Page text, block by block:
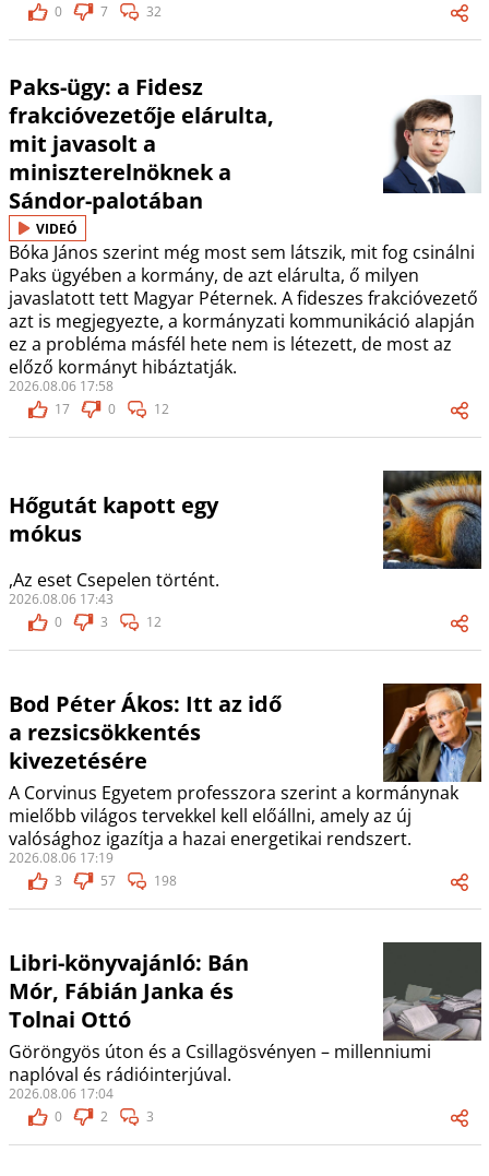
0
7 32
Paks-ügy: a Fidesz
frakcióvezetője elárulta,
mit javasolt a
miniszterelnöknek a
Sándor-palotában
VIDEÓ
Bóka János szerint még most sem látszik, mit fog csinálni
Paks ügyében a kormány, de azt elárulta, ő milyen
javaslatott tett Magyar Péternek. A fideszes frakcióvezető
azt is megjegyezte, a kormányzati kommunikáció alapján
ez a probléma másfél hete nem is létezett, de most az
előző kormányt hibáztatják.
2026.08.06 17:58
17
0 12
Hőgutát kapott egy
mókus
,Az eset Csepelen történt.
2026.08.06 17:43
0
3 12
Bod Péter Ákos: Itt az idő
a rezsicsökkentés
kivezetésére
A Corvinus Egyetem professzora szerint a kormánynak
mielőbb világos tervekkel kell előállni, amely az új
valósághoz igazítja a hazai energetikai rendszert.
2026.08.06 17:19
3
57 198
Libri-könyvajánló: Bán
Mór, Fábián Janka és
Tolnai Ottó
Göröngyös úton és a Csillagösvényen – millenniumi
naplóval és rádióinterjúval.
2026.08.06 17:04
0
2 3